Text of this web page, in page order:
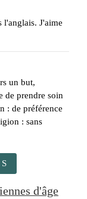
l'anglais. J'aime
un but,
de prendre soin
: de préférence
: sans
d'âge